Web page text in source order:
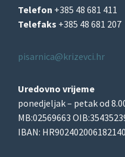
Telefon +385 48 681 411
Telefaks +385 48 681 207
pisarnica@krizevci.hr
Uredovno vrijeme
ponedjeljak – petak od
MB:02569663
IBAN: